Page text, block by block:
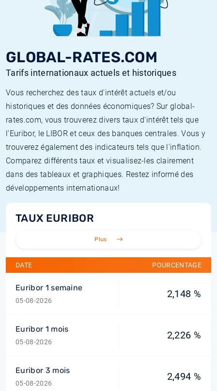
GLOBAL-RATES.COM
Tarifs internationaux actuels et historiques
Vous recherchez des taux d'intérêt actuels et/ou
historiques et des données économiques? Sur global-
rates.com, vous trouverez divers taux d'intérêt tels que
l'Euribor, le LIBOR et ceux des banques centrales. Vous y
trouverez également des indicateurs tels que l'inflation.
Comparez différents taux et visualisez-les clairement
dans des tableaux et graphiques. Restez informé des
développements internationaux!
TAUX EURIBOR
Plus
DATE POURCENTAGE
Euribor 1 semaine
05-08-2026
2,148 %
Euribor 1 mois
05-08-2026
2,226 %
Euribor 3 mois
05-08-2026
2,494 %